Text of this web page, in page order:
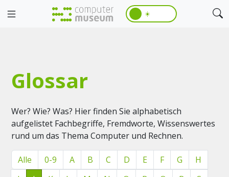
☀️
Glossar
Wer? Wie? Was? Hier finden Sie alphabetisch
aufgelistet Fachbegriffe, Fremdworte, Wissenswertes
rund um das Thema Computer und Rechnen.
Alle 0-9 A B C D E F G
H